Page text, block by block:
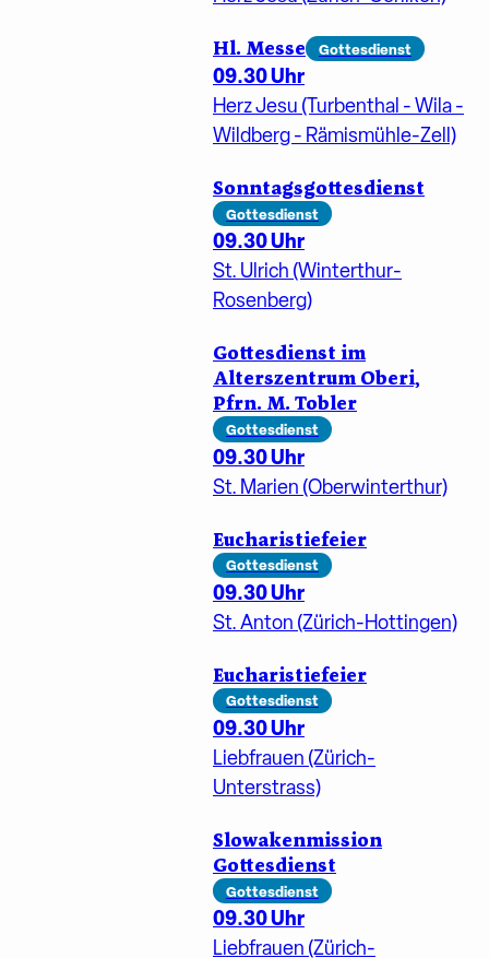
Hl. Messe Gottesdienst
09.30 Uhr
Herz Jesu (Turbenthal - Wila -
Wildberg - Rämismühle-Zell)
Sonntagsgottesdienst
Gottesdienst
09.30 Uhr
St. Ulrich (Winterthur-
Rosenberg)
Gottesdienst im
Alterszentrum Oberi,
Pfrn. M. Tobler
Gottesdienst
09.30 Uhr
St. Marien (Oberwinterthur)
Eucharistiefeier
Gottesdienst
09.30 Uhr
St. Anton (Zürich-Hottingen)
Eucharistiefeier
Gottesdienst
09.30 Uhr
Liebfrauen (Zürich-
Unterstrass)
Slowakenmission
Gottesdienst
Gottesdienst
09.30 Uhr
Liebfrauen (Zürich-